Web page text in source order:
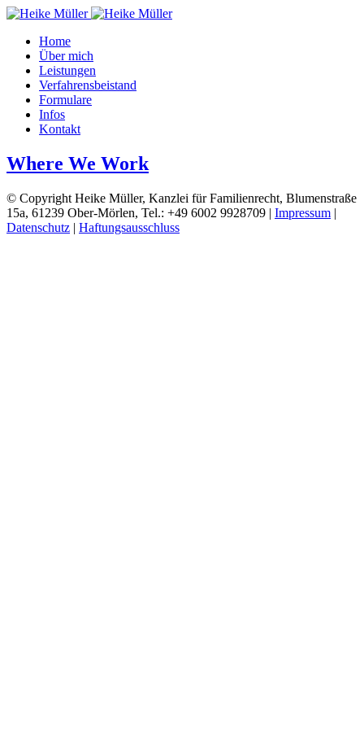
Home
Über mich
Leistungen
Verfahrensbeistand
Formulare
Infos
Kontakt
Where We Work
© Copyright Heike Müller, Kanzlei für Familienrecht, Blumenstraße
15a, 61239 Ober-Mörlen, Tel.: +49 6002 9928709 | Impressum |
Datenschutz | Haftungsausschluss